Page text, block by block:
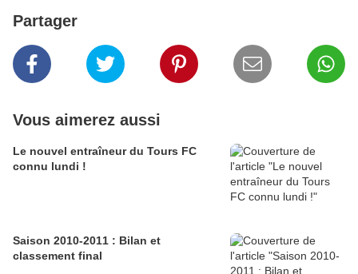
Partager
Vous aimerez aussi
Le nouvel entraîneur du Tours FC
connu lundi !
Saison 2010-2011 : Bilan et
classement final